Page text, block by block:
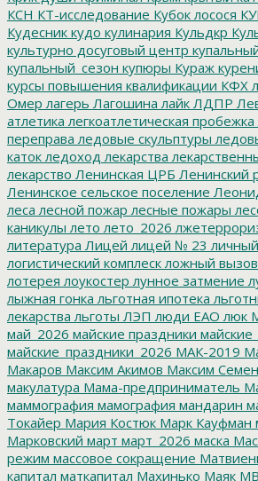
КСН КТ-исследование Кубок лосося
Кудесник кудо кулинария Кульдкр
культурно досуговый центр
купальный_сезон купюры Кураж
курсы повышения квалификации КФХ
Омер лагерь Лагошина лайк ЛДПР
атлетика легкоатлетическая пробежка
переправа ледовые скульптуры
каток ледоход лекарства
лекарство Ленинская ЦРБ Ленинский
Ленинское сельское поселение
леса лесной пожар лесные пожары
каникулы лето лето_2026
литература Лицей лицей № 23
логистический комплеск ложный вызов
лотерея лоукостер лунное затмение
лыжная гонка льготная ипотека
лекарства льготы ЛЭП люди ЕАО люк
май_2026 майские праздники
майские_праздники_2026 МАК-2019
Макаров Максим Акимов Максим
макулатура Мама-предприниматель
маммография мамография мандарин
Токайер Мария Костюк Марк Кауфман
Марковский март март_2026 маска
режим массовое сокращение
капитал маткапитал Махинько Маяк